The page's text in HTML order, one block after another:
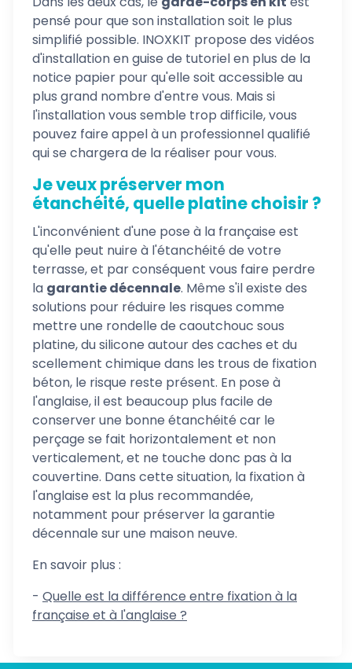
pensé pour que son installation soit le plus
simplifié possible. INOXKIT propose des vidéos
d'installation en guise de tutoriel en plus de la
notice papier pour qu'elle soit accessible au
plus grand nombre d'entre vous. Mais si
l'installation vous semble trop difficile, vous
pouvez faire appel à un professionnel qualifié
qui se chargera de la réaliser pour vous.
Je veux préserver mon
étanchéité, quelle platine choisir ?
L'inconvénient d'une pose à la française est
qu'elle peut nuire à l'étanchéité de votre
terrasse, et par conséquent vous faire perdre
la garantie décennale. Même s'il existe des
solutions pour réduire les risques comme
mettre une rondelle de caoutchouc sous
platine, du silicone autour des caches et du
scellement chimique dans les trous de fixation
béton, le risque reste présent. En pose à
l'anglaise, il est beaucoup plus facile de
conserver une bonne étanchéité car le
perçage se fait horizontalement et non
verticalement, et ne touche donc pas à la
couvertine. Dans cette situation, la fixation à
l'anglaise est la plus recommandée,
notamment pour préserver la garantie
décennale sur une maison neuve.
En savoir plus :
- Quelle est la différence entre fixation à la
française et à l'anglaise ?